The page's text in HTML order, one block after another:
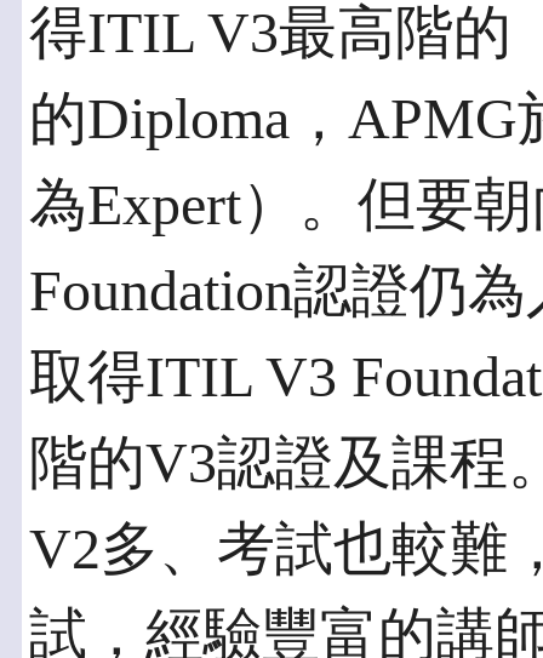
得ITIL V3最高階的
的Diploma，APMG
為Expert）。但要
Foundation認證仍
取得ITIL V3
階的V3認證及課程
V2多、考試也較難
試，經驗豐富的講